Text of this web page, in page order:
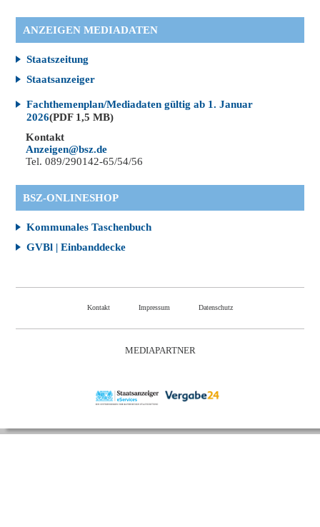
ANZEIGEN MEDIADATEN
Staatszeitung
Staatsanzeiger
Fachthemenplan/Mediadaten gültig ab 1. Januar
2026(PDF 1,5 MB)
Kontakt
Anzeigen@bsz.de
Tel. 089/290142-65/54/56
BSZ-ONLINESHOP
Kommunales Taschenbuch
GVBl | Einbanddecke
Kontakt Impressum Datenschutz
MEDIAPARTNER